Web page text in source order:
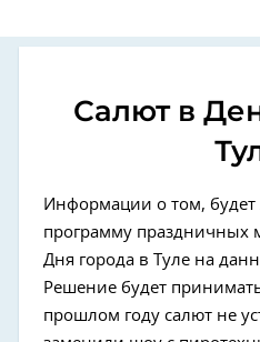
Салют в
Информации о том,
программу праздничных
Дня города в Туле на
Решение будет
прошлом году салют не